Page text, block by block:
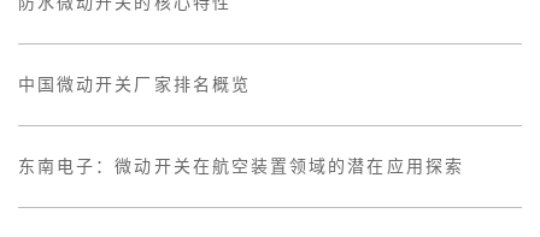
中国微动开关厂家排名概览
东南电子：微动开关在航空装置领域的潜在应用探索